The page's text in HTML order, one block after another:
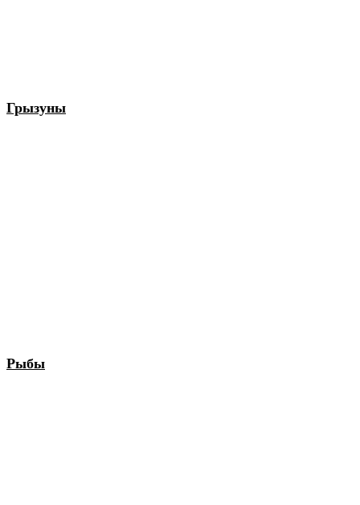
Грызуны
Рыбы